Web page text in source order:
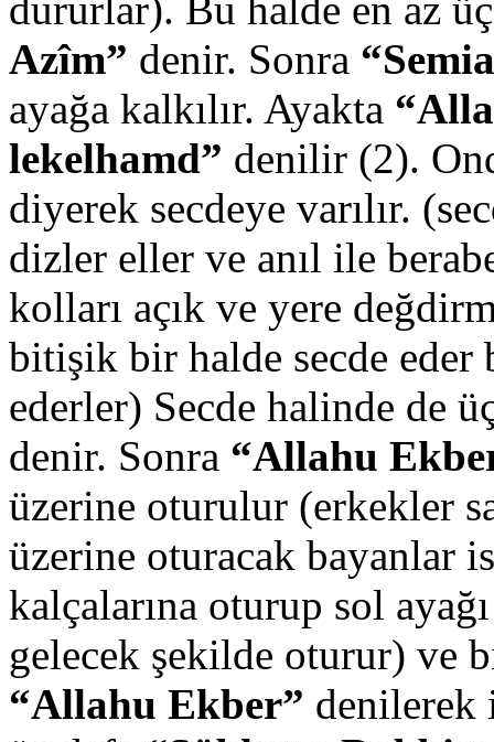
Azîm” denir. Sonra
ayağa kalkılır. Ayakta
lekelhamd” denilir (2).
diyerek secdeye varılır.
dizler eller ve anıl ile
kolları açık ve yere
bitişik bir halde secde eder
ederler) Secde halinde de
denir. Sonra “Allahu
üzerine oturulur (erkekler
üzerine oturacak bayanlar
kalçalarına oturup sol
gelecek şekilde oturur) ve
“Allahu Ekber” denilerek